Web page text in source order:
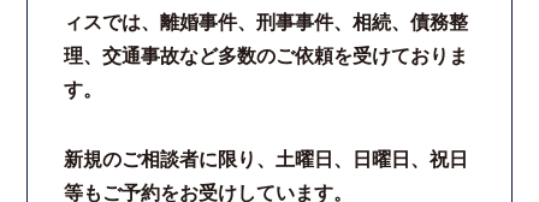
ィスでは、離婚事件、刑事事件、相続、債務整
理、交通事故など多数のご依頼を受けておりま
す。
新規のご相談者に限り、土曜日、日曜日、祝日
等もご予約をお受けしています。